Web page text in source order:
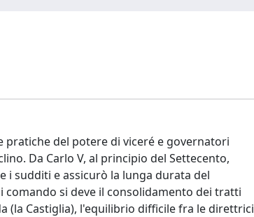
del potere di viceré e governatori
Da Carlo V, al principio del Settecento,
i sudditi e assicurò la lunga durata del
si deve il consolidamento dei tratti
(la Castiglia), l'equilibrio difficile fra le direttrici